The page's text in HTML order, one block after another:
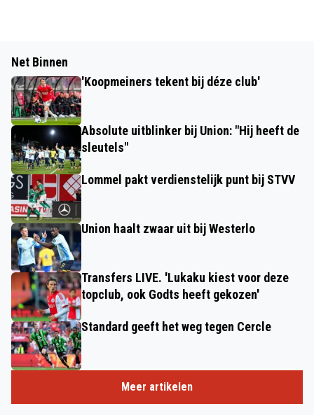
Net Binnen
'Koopmeiners tekent bij déze club'
Absolute uitblinker bij Union: "Hij heeft de
sleutels"
Lommel pakt verdienstelijk punt bij STVV
Union haalt zwaar uit bij Westerlo
Transfers LIVE. 'Lukaku kiest voor deze
topclub, ook Godts heeft gekozen'
Standard geeft het weg tegen Cercle
Meer artikelen